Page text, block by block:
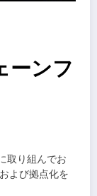
ーンフ
取り組んでお
よび拠点化を